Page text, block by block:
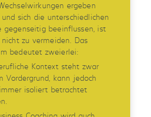
ergeben
und sich die unterschiedlichen
gegenseitig beeinflussen, ist
nicht zu vermeiden. Das
bedeutet zweierlei:
Kontext steht zwar
Vordergrund, kann jedoch
isoliert betrachtet